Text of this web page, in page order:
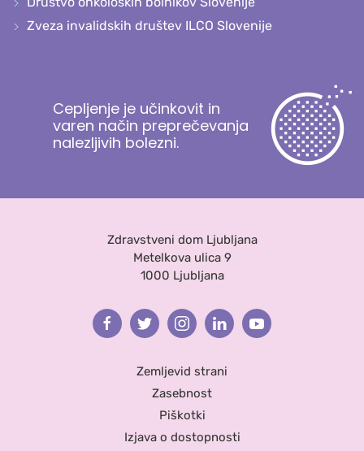
Zveza invalidskih društev ILCO Slovenije
Cepljenje je učinkovit in
varen način preprečevanja
nalezljivih bolezni.
Zdravstveni dom Ljubljana
Metelkova ulica 9
1000 Ljubljana
FacebookTwitterInstagramLinkedinYoutube
Zemljevid strani
Zasebnost
Piškotki
Izjava o dostopnosti